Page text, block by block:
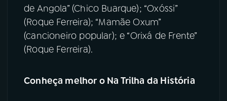
de Angola” (Chico Buarque); “Oxóssi”
(Roque Ferreira); “Mamãe Oxum”
(cancioneiro popular); e “Orixá de Frente”
(Roque Ferreira).
Conheça melhor o Na Trilha da História